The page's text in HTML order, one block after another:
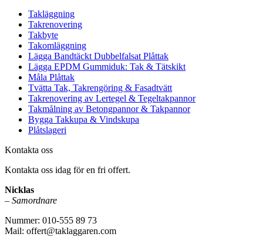
Takläggning
Takrenovering
Takbyte
Takomläggning
Lägga Bandtäckt Dubbelfalsat Plåttak
Lägga EPDM Gummiduk: Tak & Tätskikt
Måla Plåttak
Tvätta Tak, Takrengöring & Fasadtvätt
Takrenovering av Lertegel & Tegeltakpannor
Takmålning av Betongpannor & Takpannor
Bygga Takkupa & Vindskupa
Plåtslageri
Kontakta oss
Kontakta oss idag för en fri offert.
Nicklas
– Samordnare
Nummer: 010-555 89 73
Mail: offert@taklaggaren.com